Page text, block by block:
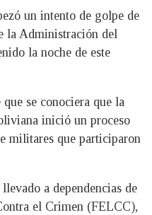
un intento de golpe de
la Administración del
la noche de este
se conociera que la
inició un proceso
militares que participaron
a dependencias de
el Crimen (FELCC),